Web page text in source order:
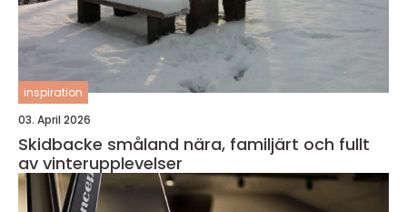
inspiration
03. April 2026
Skidbacke småland nära, familjärt och fullt
av vinterupplevelser